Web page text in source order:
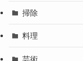
掃除
料理
芸術